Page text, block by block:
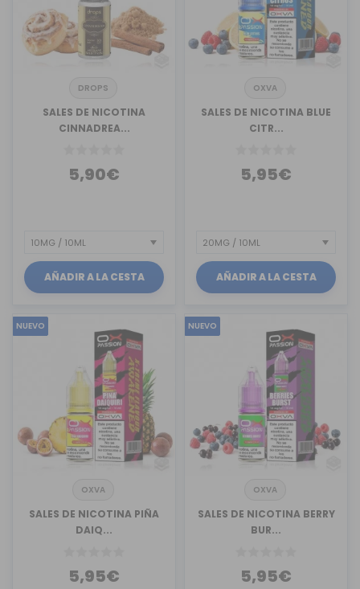
DROPS
SALES DE NICOTINA
CINNADREA...
5,90€
AÑADIR A LA CESTA
OXVA
SALES DE NICOTINA BLUE
CITR...
5,95€
AÑADIR A LA CESTA
NUEVO
OXVA
SALES DE NICOTINA PIÑA
DAIQ...
5,95€
NUEVO
OXVA
SALES DE NICOTINA BERRY
BUR...
5,95€